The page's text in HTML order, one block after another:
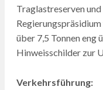
Traglastreserven
über 7,5 Tonnen eng
Hinweisschilder zur
Verkehrsführung: